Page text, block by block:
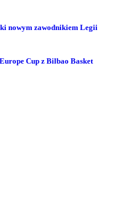
nowym zawodnikiem Legii
Cup z Bilbao Basket